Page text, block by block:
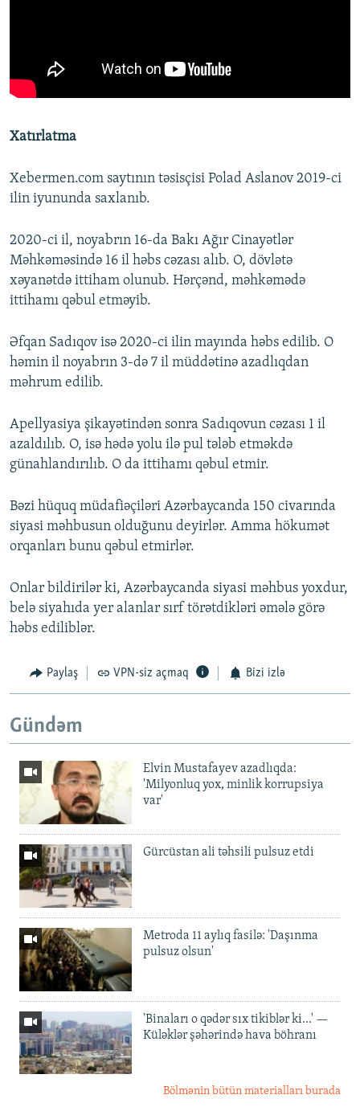
Xatırlatma
Xebermen.com saytının təsisçisi Polad Aslanov 2019-ci
ilin iyununda saxlanıb.
2020-ci il, noyabrın 16-da Bakı Ağır Cinayətlər
Məhkəməsində 16 il həbs cəzası alıb. O, dövlətə
xəyanətdə ittiham olunub. Hərçənd, məhkəmədə
ittihamı qəbul etməyib.
Əfqan Sadıqov isə 2020-ci ilin mayında həbs edilib. O
həmin il noyabrın 3-də 7 il müddətinə azadlıqdan
məhrum edilib.
Apellyasiya şikayətindən sonra Sadıqovun cəzası 1 il
azaldılıb. O, isə hədə yolu ilə pul tələb etməkdə
günahlandırılıb. O da ittihamı qəbul etmir.
Bəzi hüquq müdafiəçiləri Azərbaycanda 150 civarında
siyasi məhbusun olduğunu deyirlər. Amma hökumət
orqanları bunu qəbul etmirlər.
Onlar bildirilər ki, Azərbaycanda siyasi məhbus yoxdur,
belə siyahıda yer alanlar sırf törətdikləri əmələ görə
həbs ediliblər.
Paylaş VPN-siz açmaq Bizi izlə
Gündəm
Elvin Mustafayev azadlıqda:
'Milyonluq yox, minlik korrupsiya
var'
Gürcüstan ali təhsili pulsuz etdi
Metroda 11 aylıq fasilə: 'Daşınma
pulsuz olsun'
'Binaları o qədər sıx tikiblər ki...' —
Küləklər şəhərində hava böhranı
Bölmənin bütün materialları burada